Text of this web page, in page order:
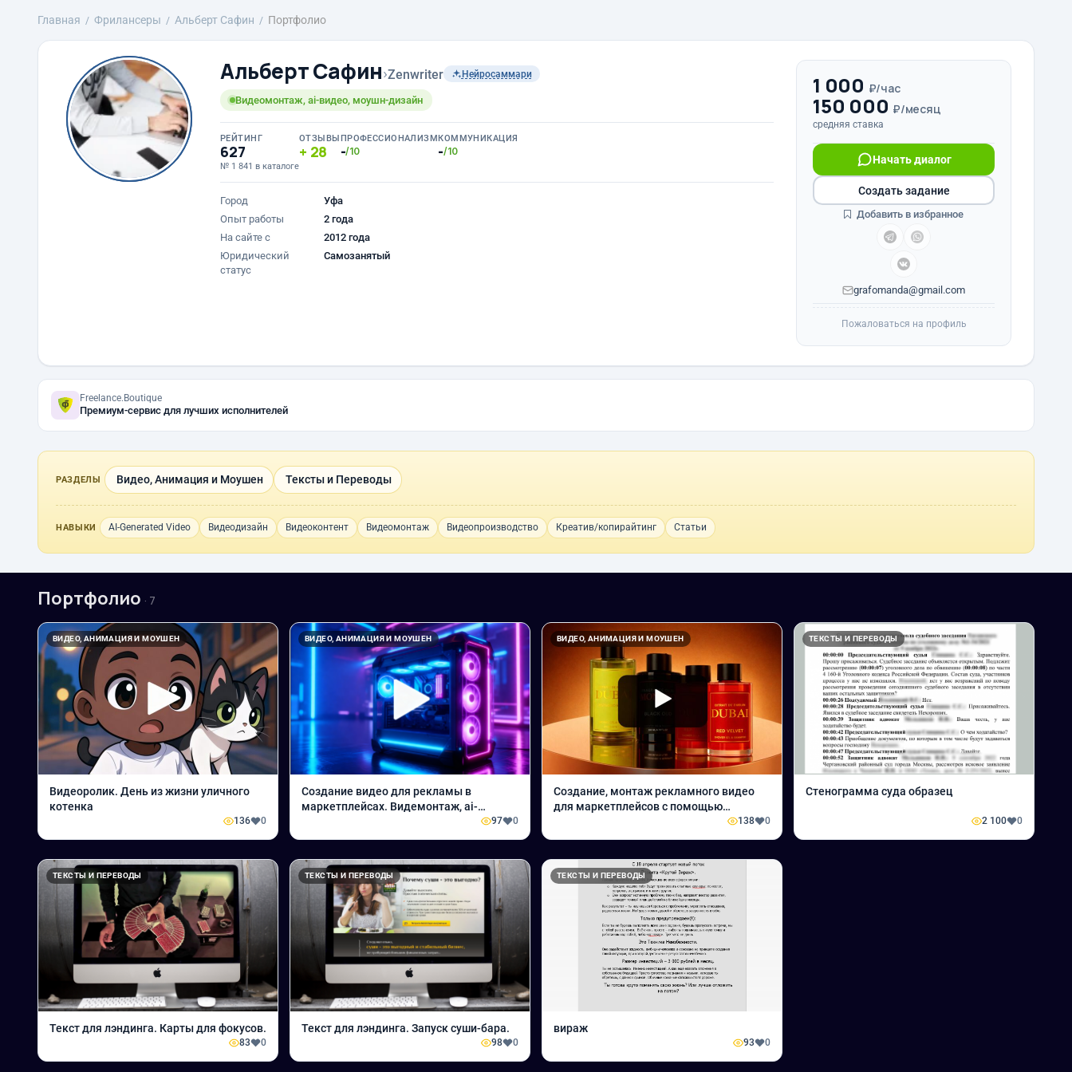
Главная Фрилансеры Альберт Сафин Портфолио
Альберт Сафин›Zenwriter Нейросаммари
Видеомонтаж, ai-видео, моушн-дизайн
РЕЙТИНГ
627
№ 1 841 в каталоге
ОТЗЫВЫ
28
ПРОФЕССИОНАЛИЗМ
-/10
КОММУНИКАЦИЯ
-/10
Город
Уфа
Опыт работы
2 года
На сайте с
2012 года
Юридический
статус
Самозанятый
1 000 ₽/час
150 000 ₽/месяц
средняя ставка
Начать диалог
grafomanda@gmail.com
Создать задание
Добавить в избранное
Пожаловаться на профиль
Freelance.Boutique
Премиум-сервис для лучших исполнителей
РАЗДЕЛЫ Видео, Анимация и Моушен Тексты и Переводы
НАВЫКИ AI-Generated Video Видеодизайн Видеоконтент Видеомонтаж Видеопроизводство Креатив/копирайтинг Статьи
Портфолио · 7
ВИДЕО, АНИМАЦИЯ И МОУШЕН
Видеоролик. День из жизни уличного
котенка
136 0
ВИДЕО, АНИМАЦИЯ И МОУШЕН
Создание видео для рекламы в
маркетплейсах. Видемонтаж, ai-
97 0
ВИДЕО, АНИМАЦИЯ И МОУШЕН
Создание, монтаж рекламного видео
для маркетплейсов с помощью
138 0
ТЕКСТЫ И ПЕРЕВОДЫ
Стенограмма суда образец
2 100 0
ТЕКСТЫ И ПЕРЕВОДЫ
Текст для лэндинга. Карты для фокусов.
83 0
ТЕКСТЫ И ПЕРЕВОДЫ
Текст для лэндинга. Запуск суши-бара.
98 0
ТЕКСТЫ И ПЕРЕВОДЫ
вираж
93 0